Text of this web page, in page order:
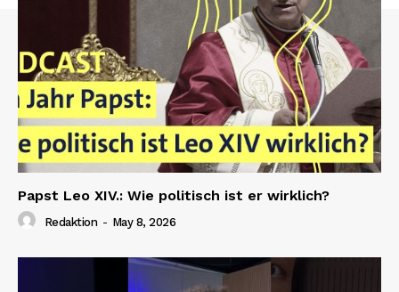
Papst Leo XIV.: Wie politisch ist er wirklich?
Redaktion - May 8, 2026